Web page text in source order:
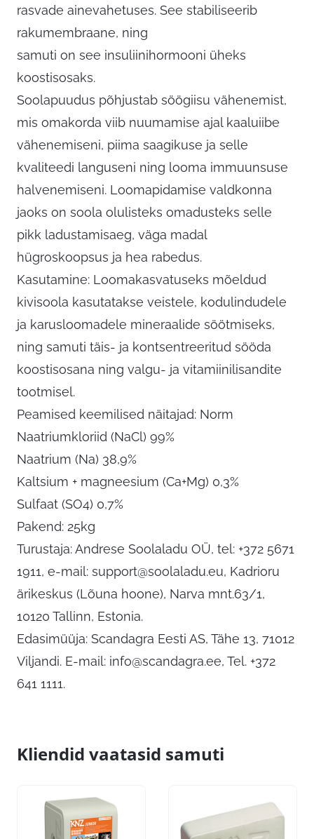
rasvade ainevahetuses. See stabiliseerib
rakumembraane, ning
samuti on see insuliinihormooni üheks
koostisosaks.
Soolapuudus põhjustab söögiisu vähenemist,
mis omakorda viib nuumamise ajal kaaluiibe
vähenemiseni, piima saagikuse ja selle
kvaliteedi languseni ning looma immuunsuse
halvenemiseni. Loomapidamise valdkonna
jaoks on soola olulisteks omadusteks selle
pikk ladustamisaeg, väga madal
hügroskoopsus ja hea rabedus.
Kasutamine: Loomakasvatuseks mõeldud
kivisoola kasutatakse veistele, kodulindudele
ja karusloomadele mineraalide söötmiseks,
ning samuti täis- ja kontsentreeritud sööda
koostisosana ning valgu- ja vitamiinilisandite
tootmisel.
Peamised keemilised näitajad: Norm
Naatriumkloriid (NaCl) 99%
Naatrium (Na) 38,9%
Kaltsium + magneesium (Ca+Mg) 0,3%
Sulfaat (SO4) 0,7%
Pakend: 25kg
Turustaja: Andrese Soolaladu OÜ, tel: +372 5671
1911, e-mail: support@soolaladu.eu, Kadrioru
ärikeskus (Lõuna hoone), Narva mnt.63/1,
10120 Tallinn, Estonia.
Edasimüüja: Scandagra Eesti AS, Tähe 13, 71012
Viljandi. E-mail: info@scandagra.ee, Tel. +372
641 1111.
Kliendid vaatasid samuti